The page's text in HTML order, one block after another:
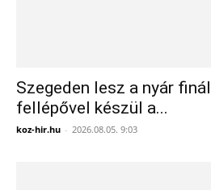
Szegeden lesz a nyár
fellépővel készül a...
koz-hir.hu - 2026.08.05. 9:03